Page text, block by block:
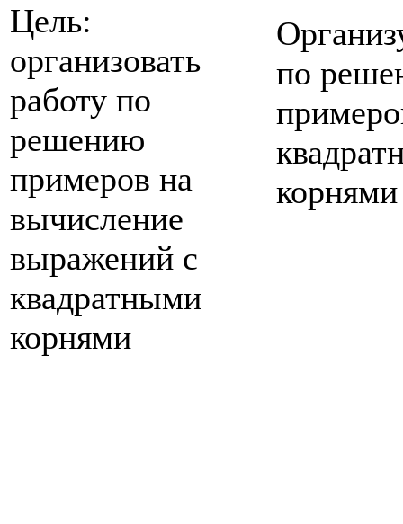
Цель:
организовать
работу по
решению
примеров на
вычисление
выражений с
квадратными
корнями
по
корнями